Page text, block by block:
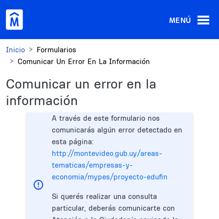
MENÚ
Inicio
Formularios
Comunicar Un Error En La Información
Comunicar un error en la
información
A través de este formulario nos
comunicarás algún error detectado en
esta página:
http://montevideo.gub.uy/areas-
tematicas/empresas-y-
economia/mypes/proyecto-edufin
Si querés realizar una consulta
particular, deberás comunicarte con